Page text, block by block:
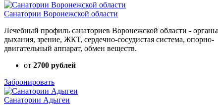
Санатории Воронежской области
Лечебный профиль санаториев Воронежской области - органы
дыхания, зрение, ЖКТ, сердечно-сосудистая система, опорно-
двигательный аппарат, обмен веществ.
от 2700 рублей
Забронировать
Санатории Адыгеи